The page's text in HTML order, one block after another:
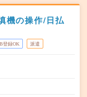
機の操作/日払
登録OK 派遣